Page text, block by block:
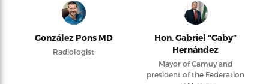
González Pons MD
Radiologist
Hon. Gabriel “Gaby”
Hernández
Mayor of Camuy and
president of the Federation